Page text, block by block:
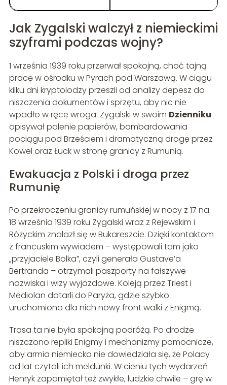
Jak Zygalski walczył z niemieckimi
szyframi podczas wojny?
1 września 1939 roku przerwał spokojną, choć tajną
pracę w ośrodku w Pyrach pod Warszawą. W ciągu
kilku dni kryptolodzy przeszli od analizy depesz do
niszczenia dokumentów i sprzętu, aby nic nie
wpadło w ręce wroga. Zygalski w swoim Dzienniku
opisywał palenie papierów, bombardowania
pociągu pod Brześciem i dramatyczną drogę przez
Kowel oraz Łuck w stronę granicy z Rumunią.
Ewakuacja z Polski i droga przez
Rumunię
Po przekroczeniu granicy rumuńskiej w nocy z 17 na
18 września 1939 roku Zygalski wraz z Rejewskim i
Różyckim znalazł się w Bukareszcie. Dzięki kontaktom
z francuskim wywiadem – występowali tam jako
„przyjaciele Bolka”, czyli generała Gustave’a
Bertranda – otrzymali paszporty na fałszywe
nazwiska i wizy wyjazdowe. Koleją przez Triest i
Mediolan dotarli do Paryża, gdzie szybko
uruchomiono dla nich nowy front walki z Enigmą.
Trasa ta nie była spokojną podróżą. Po drodze
niszczono repliki Enigmy i mechanizmy pomocnicze,
aby armia niemiecka nie dowiedziała się, że Polacy
od lat czytali ich meldunki. W cieniu tych wydarzeń
Henryk zapamiętał też zwykłe, ludzkie chwile – grę w